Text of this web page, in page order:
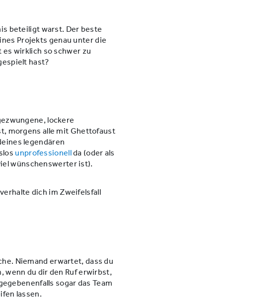
beteiligt warst. Der beste
Projekts genau unter die
es wirklich so schwer zu
hast?
lockere
morgens alle mit Ghettofaust
legendären
unprofessionellda (oder als
wünschenswerter ist).
dich im Zweifelsfall
Niemand erwartet, dass du
wenn du dir den Ruf erwirbst,
sogar das Team
lassen.